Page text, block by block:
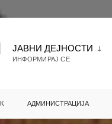
ЈАВНИ ДЕЈНОСТИ
ИНФОРМИРАЈ СЕ
АДМИНИСТРАЦИЈА